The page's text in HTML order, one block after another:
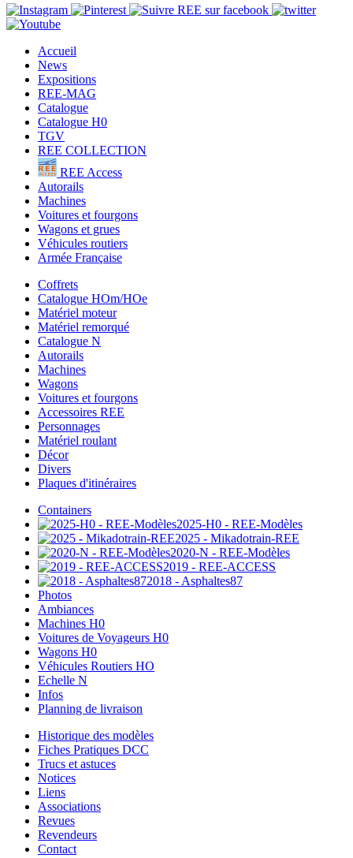
Accueil
News
Expositions
REE-MAG
Catalogue
Catalogue H0
TGV
REE COLLECTION
REE Access
Autorails
Machines
Voitures et fourgons
Wagons et grues
Véhicules routiers
Armée Française
Coffrets
Catalogue HOm/HOe
Matériel moteur
Matériel remorqué
Catalogue N
Autorails
Machines
Wagons
Voitures et fourgons
Accessoires REE
Personnages
Matériel roulant
Décor
Divers
Plaques d'itinéraires
Containers
2025-H0 - REE-Modèles
2025 - Mikadotrain-REE
2020-N - REE-Modèles
2019 - REE-ACCESS
2018 - Asphaltes87
Photos
Ambiances
Machines H0
Voitures de Voyageurs H0
Wagons H0
Véhicules Routiers HO
Echelle N
Infos
Planning de livraison
Historique des modèles
Fiches Pratiques DCC
Trucs et astuces
Notices
Liens
Associations
Revues
Revendeurs
Contact